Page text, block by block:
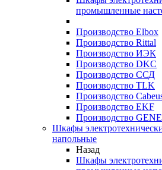
промышленные
Производство Elbox
Производство Rittal
Производство ИЭК
Производство DKC
Производство ССД
Производство TLK
Производство
Производство EKF
Производство
Шкафы
напольные
Назад
Шкафы